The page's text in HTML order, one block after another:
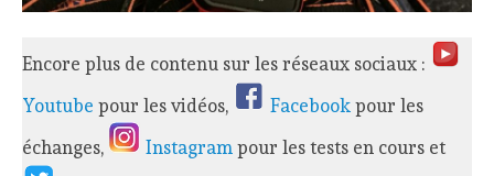
Encore plus de contenu sur les réseaux sociaux :
Youtube pour les vidéos, Facebookpour les
échanges,
Instagrampour les tests en cours et